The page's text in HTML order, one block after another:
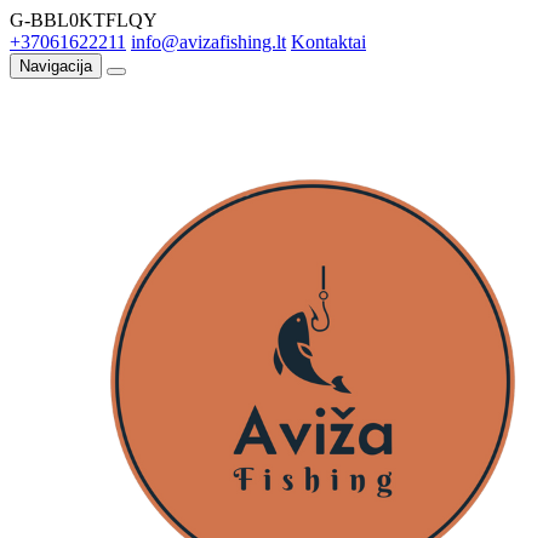
G-BBL0KTFLQY
+37061622211 info@avizafishing.lt Kontaktai
Navigacija